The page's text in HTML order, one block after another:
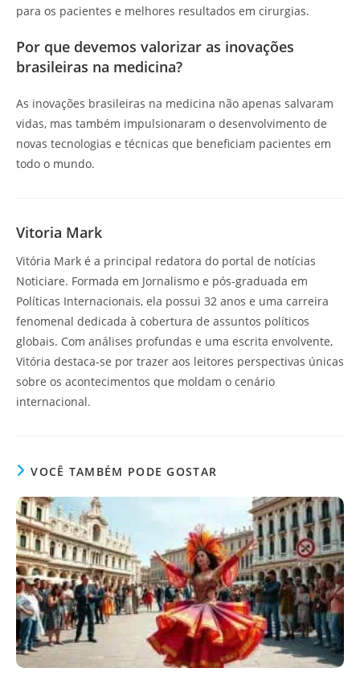
para os pacientes e melhores resultados em cirurgias.
Por que devemos valorizar as inovações
brasileiras na medicina?
As inovações brasileiras na medicina não apenas salvaram
vidas, mas também impulsionaram o desenvolvimento de
novas tecnologias e técnicas que beneficiam pacientes em
todo o mundo.
Vitoria Mark
Vitória Mark é a principal redatora do portal de notícias
Noticiare. Formada em Jornalismo e pós-graduada em
Políticas Internacionais, ela possui 32 anos e uma carreira
fenomenal dedicada à cobertura de assuntos políticos
globais. Com análises profundas e uma escrita envolvente,
Vitória destaca-se por trazer aos leitores perspectivas únicas
sobre os acontecimentos que moldam o cenário
internacional.
VOCÊ TAMBÉM PODE GOSTAR